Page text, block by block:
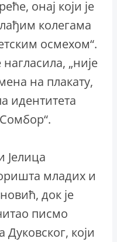
онај који је
колегама
осмехом“.
„није
на плакату,
идентитета
Јелица
младих и
док је
писмо
који